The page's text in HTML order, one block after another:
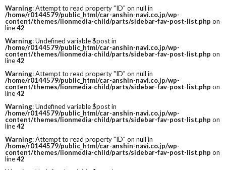
Warning: Attempt to read property "ID" on null in
/home/r0144579/public_html/car-anshin-navi.co.jp/wp-
content/themes/lionmedia-child/parts/sidebar-fav-post-list.php on
line42
Warning: Undefined variable $post in
/home/r0144579/public_html/car-anshin-navi.co.jp/wp-
content/themes/lionmedia-child/parts/sidebar-fav-post-list.php on
line42
Warning: Attempt to read property "ID" on null in
/home/r0144579/public_html/car-anshin-navi.co.jp/wp-
content/themes/lionmedia-child/parts/sidebar-fav-post-list.php on
line42
Warning: Undefined variable $post in
/home/r0144579/public_html/car-anshin-navi.co.jp/wp-
content/themes/lionmedia-child/parts/sidebar-fav-post-list.php on
line42
Warning: Attempt to read property "ID" on null in
/home/r0144579/public_html/car-anshin-navi.co.jp/wp-
content/themes/lionmedia-child/parts/sidebar-fav-post-list.php on
line42